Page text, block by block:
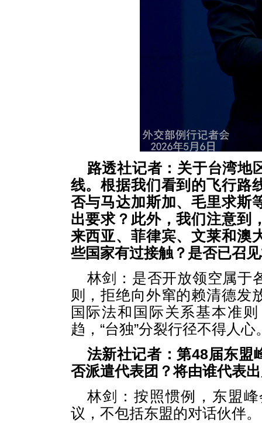
路透社记者：关于台湾地
线。根据我们看到的飞行路
否与马达加斯加、毛里求斯
出要求？此外，我们注意到
来西亚、菲律宾、文莱和澳
些国家有过接触？是否已召
林剑：是否开放领空属于
则，拒绝向外窜的赖清德发
国际法和国际关系基本准
趋，“台独”分裂行径不得人心
法新社记者：第48届东盟
否派遣代表团？将由谁代表
林剑：按照惯例，东盟
议，不包括东盟的对话伙伴。